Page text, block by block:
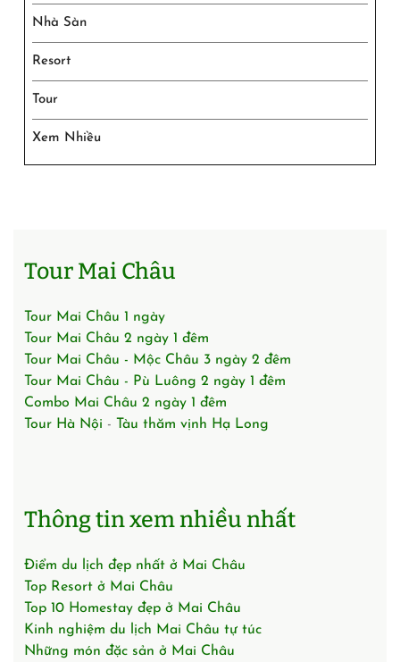
Nhà Sàn
Resort
Tour
Xem Nhiều
Tour Mai Châu
Tour Mai Châu 1 ngày
Tour Mai Châu 2 ngày 1 đêm
Tour Mai Châu - Mộc Châu 3 ngày 2 đêm
Tour Mai Châu - Pù Luông 2 ngày 1 đêm
Combo Mai Châu 2 ngày 1 đêm
Tour Hà Nội - Tàu thăm vịnh Hạ Long
Thông tin xem nhiều nhất
Điểm du lịch đẹp nhất ở Mai Châu
Top Resort ở Mai Châu
Top 10 Homestay đẹp ở Mai Châu
Kinh nghiệm du lịch Mai Châu tự túc
Những món đặc sản ở Mai Châu